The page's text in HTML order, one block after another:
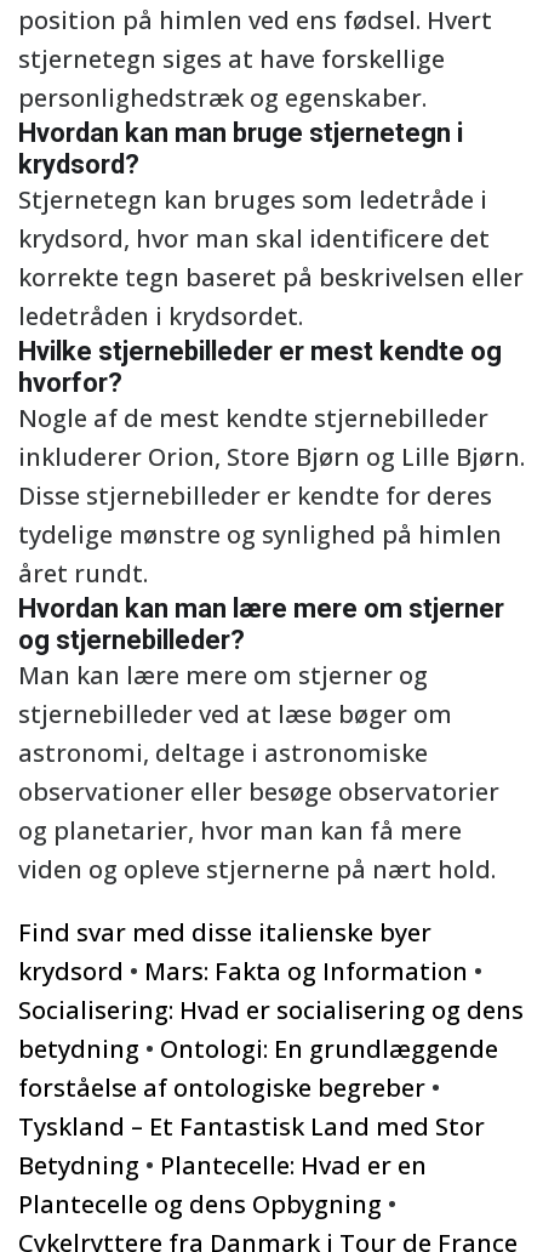
position på himlen ved ens fødsel. Hvert
stjernetegn siges at have forskellige
personlighedstræk og egenskaber.
Hvordan kan man bruge stjernetegn i
krydsord?
Stjernetegn kan bruges som ledetråde i
krydsord, hvor man skal identificere det
korrekte tegn baseret på beskrivelsen eller
ledetråden i krydsordet.
Hvilke stjernebilleder er mest kendte og
hvorfor?
Nogle af de mest kendte stjernebilleder
inkluderer Orion, Store Bjørn og Lille Bjørn.
Disse stjernebilleder er kendte for deres
tydelige mønstre og synlighed på himlen
året rundt.
Hvordan kan man lære mere om stjerner
og stjernebilleder?
Man kan lære mere om stjerner og
stjernebilleder ved at læse bøger om
astronomi, deltage i astronomiske
observationer eller besøge observatorier
og planetarier, hvor man kan få mere
viden og opleve stjernerne på nært hold.
Find svar med disse italienske byer
krydsord • Mars: Fakta og Information •
Socialisering: Hvad er socialisering og dens
betydning • Ontologi: En grundlæggende
forståelse af ontologiske begreber •
Tyskland – Et Fantastisk Land med Stor
Betydning • Plantecelle: Hvad er en
Plantecelle og dens Opbygning •
Cykelryttere fra Danmark i Tour de France